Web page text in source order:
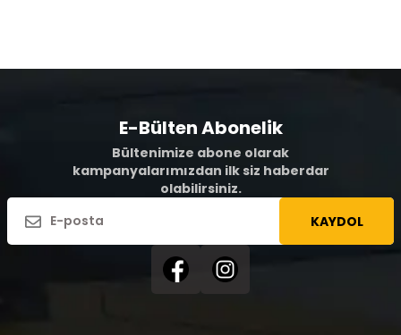
E-Bülten Abonelik
Bültenimize abone olarak
kampanyalarımızdan ilk siz haberdar
olabilirsiniz.
KAYDOL